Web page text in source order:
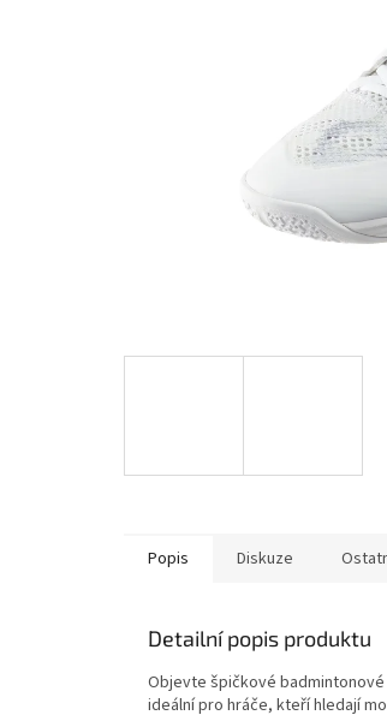
Popis Diskuze
Detailní popis produktu
Objevte špičkové
ideální pro hráče, kteří hledají